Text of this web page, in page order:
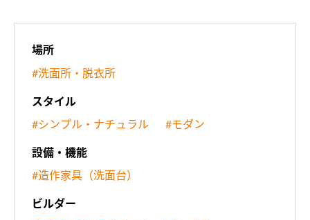
場所
#洗面所・脱衣所
スタイル
#シンプル・ナチュラル #モダン
設備・機能
#造作家具（洗面台）
ビルダー